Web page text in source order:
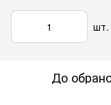
шт.
До